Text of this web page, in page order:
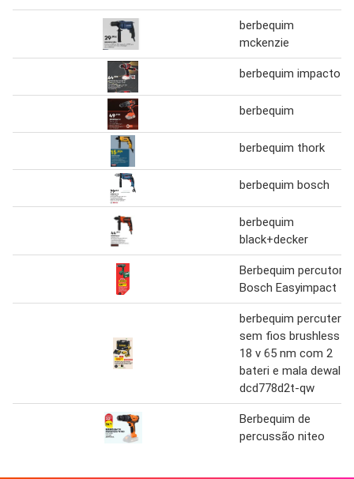
berbequim
mckenzie
berbequim impacto
berbequim
berbequim thork
berbequim bosch
berbequim
black+decker
Berbequim percutor
Bosch Easyimpact
berbequim percuter
sem fios brushless
18 v 65 nm com 2
bateri e mala dewalt
dcd778d2t-qw
Berbequim de
percussão niteo